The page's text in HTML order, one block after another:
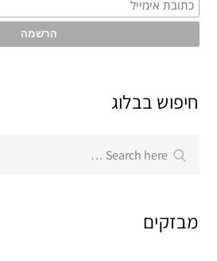
חיפוש בבלוג
for:
Search
מבזקים